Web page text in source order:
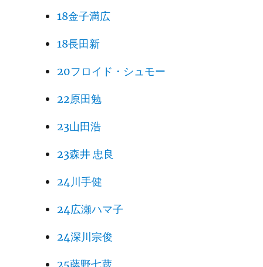
18金子満広
18長田新
20フロイド・シュモー
22原田勉
23山田浩
23森井 忠良
24川手健
24広瀬ハマ子
24深川宗俊
25藤野七蔵